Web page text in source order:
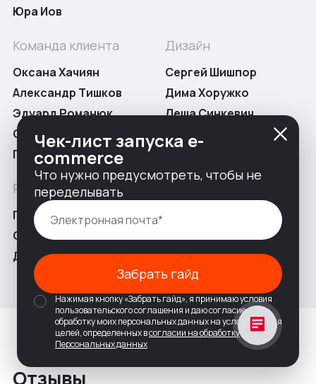
Юра Иов
Команда клиента
Оксана Хачиян
Александр Тишков
Эдуард Романюк
Сергей Латышевич
Павел Сотников
Дизайн
Сергей Шишпор
Дима Хоружко
Леша Синкевич
PHP разработчики
Павел Пенкрат
Стас Вовк
Денис Астапенко
Отзывы
Чек-лист запуска e-
commerce
Что нужно предусмотреть, чтобы не
переделывать
Забрать гайд
Нажимая кнопку «Забрать гайд», я принимаю условия
пользовательского соглашения и даю согласие на
обработку моих персональных данных на условиях и для
целей, определенных всогласии на обработку
Персональных данных